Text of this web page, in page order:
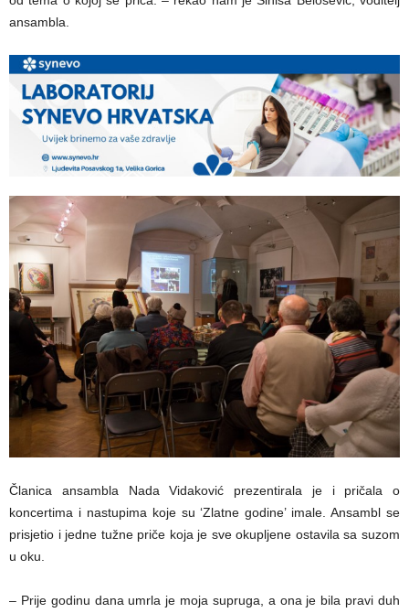
ansambla.
Članica ansambla Nada Vidaković prezentirala je i pričala o
koncertima i nastupima koje su ‘Zlatne godine’ imale. Ansambl se
prisjetio i jedne tužne priče koja je sve okupljene ostavila sa suzom
u oku.
– Prije godinu dana umrla je moja supruga, a ona je bila pravi duh